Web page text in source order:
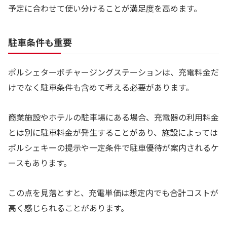
予定に合わせて使い分けることが満足度を高めます。
駐車条件も重要
ポルシェターボチャージングステーションは、充電料金だ
けでなく駐車条件も含めて考える必要があります。
商業施設やホテルの駐車場にある場合、充電器の利用料金
とは別に駐車料金が発生することがあり、施設によっては
ポルシェキーの提示や一定条件で駐車優待が案内されるケ
ースもあります。
この点を見落とすと、充電単価は想定内でも合計コストが
高く感じられることがあります。